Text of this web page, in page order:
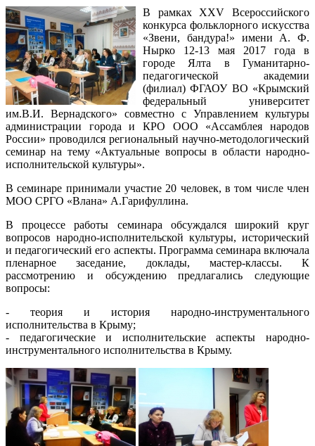
В рамках XXV Всероссийского
конкурса фольклорного искусства
«Звени, бандура!» имени А. Ф.
Нырко 12-13 мая 2017 года в
городе Ялта в Гуманитарно-
педагогической академии
(филиал) ФГАОУ ВО «Крымский
федеральный университет
им.В.И. Вернадского» совместно с Управлением культуры
администрации города и КРО ООО «Ассамблея народов
России» проводился региональный научно-методологический
семинар на тему «Актуальные вопросы в области народно-
исполнительской культуры».
В семинаре принимали участие 20 человек, в том числе член
МОО СРГО «Влана» А.Гарифуллина.
В процессе работы семинара обсуждался широкий круг
вопросов народно-исполнительской культуры, исторический
и педагогический его аспекты. Программа семинара включала
пленарное заседание, доклады, мастер-классы. К
рассмотрению и обсуждению предлагались следующие
вопросы:
- теория и история народно-инструментального
исполнительства в Крыму;
- педагогические и исполнительские аспекты народно-
инструментального исполнительства в Крыму.